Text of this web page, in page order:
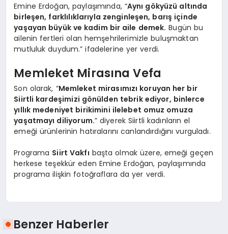
Emine Erdoğan, paylaşımında, “Aynı gökyüzü altında
birleşen, farklılıklarıyla zenginleşen, barış içinde
yaşayan büyük ve kadim bir aile demek. Bugün bu
ailenin fertleri olan hemşehrilerimizle buluşmaktan
mutluluk duydum.” ifadelerine yer verdi.
Memleket Mirasına Vefa
Son olarak, “Memleket mirasımızı koruyan her bir
Siirtli kardeşimizi gönülden tebrik ediyor, binlerce
yıllık medeniyet birikimini ilelebet omuz omuza
yaşatmayı diliyorum.” diyerek Siirtli kadınların el
emeği ürünlerinin hatıralarını canlandırdığını vurguladı.
Programa Siirt Vakfı başta olmak üzere, emeği geçen
herkese teşekkür eden Emine Erdoğan, paylaşımında
programa ilişkin fotoğraflara da yer verdi.
Benzer Haberler